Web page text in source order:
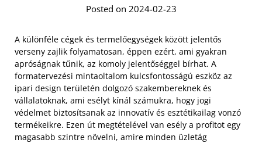
Posted on 2024-02-23
A különféle cégek és termelőegységek között jelentős
verseny zajlik folyamatosan, éppen ezért, ami gyakran
apróságnak tűnik, az komoly jelentőséggel bírhat. A
formatervezési mintaoltalom kulcsfontosságú eszköz az
ipari design területén dolgozó szakembereknek és
vállalatoknak, ami esélyt kínál számukra, hogy jogi
védelmet biztosítsanak az innovatív és esztétikailag vonzó
termékeikre. Ezen út megtételével van esély a profitot egy
magasabb szintre növelni, amire minden üzletág